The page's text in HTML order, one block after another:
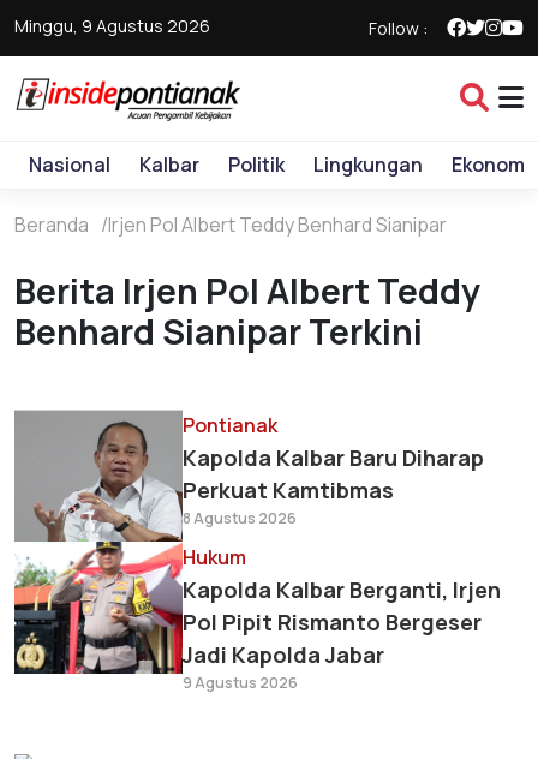
Minggu, 9 Agustus 2026 Follow :
Nasional Kalbar Politik Lingkungan Ekonomi
Beranda Irjen Pol Albert Teddy Benhard Sianipar
Berita Irjen Pol Albert Teddy
Benhard Sianipar Terkini
Pontianak
Kapolda Kalbar Baru Diharap
Perkuat Kamtibmas
8 Agustus 2026
Hukum
Kapolda Kalbar Berganti, Irjen
Pol Pipit Rismanto Bergeser
Jadi Kapolda Jabar
9 Agustus 2026